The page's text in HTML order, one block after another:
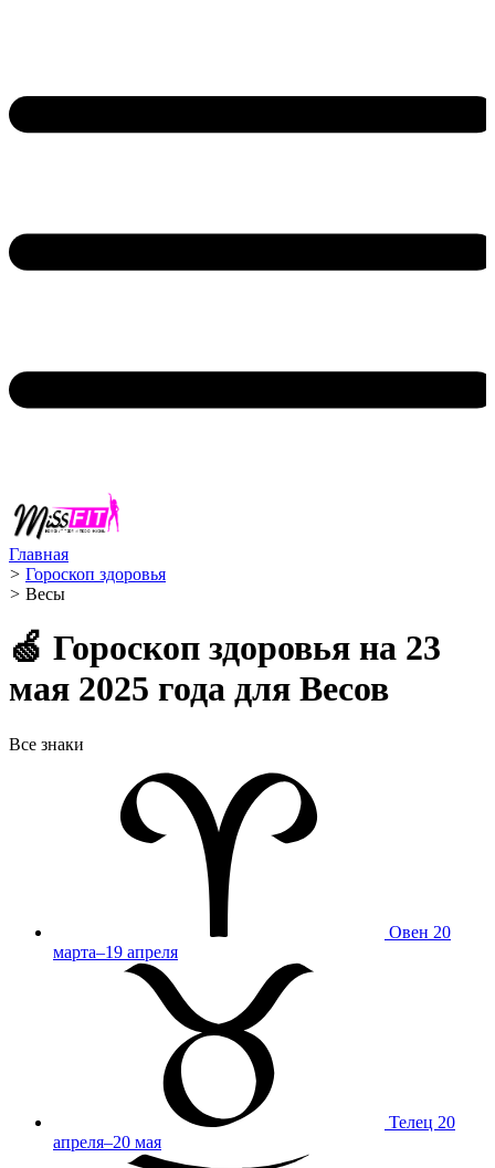
Главная
> Гороскоп здоровья
> Весы ️
🍏 Гороскоп здоровья на 23
мая 2025 года для Весов
Все знаки
Овен 20
марта–19 апреля
Телец 20
апреля–20 мая